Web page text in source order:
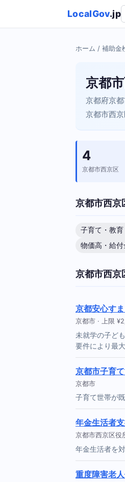
LocalGov.jp
ホーム / 補助金
京都
京都府京
京都市西
4
京都市西京区
京都市西京
子育て・教育
物価高・給付
京都市西京
京都安心す
京都市 · 上限
未就学の子ど
要件により最
京都市子育
京都市
子育て世帯が
年金生活者
京都市西京区役
年金生活者を
重度障害老